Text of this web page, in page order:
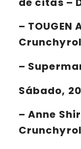
– TOUGEN
–
Sábado,
– Anne